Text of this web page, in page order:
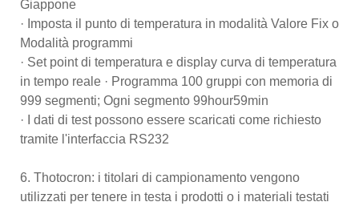
Giappone
· Imposta il punto di temperatura in modalità Valore Fix o
Modalità programmi
· Set point di temperatura e display curva di temperatura
in tempo reale · Programma 100 gruppi con memoria di
999 segmenti; Ogni segmento 99hour59min
· I dati di test possono essere scaricati come richiesto
tramite l'interfaccia RS232
6. Thotocron: i titolari di campionamento vengono
utilizzati per tenere in testa i prodotti o i materiali testati